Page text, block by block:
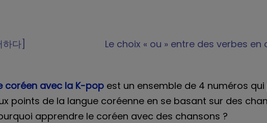
다] Le choix « ou » entre des verbes
coréen avec la K-pop est un ensemble de 4 numéros
points de la langue coréenne en se basant sur des
apprendre le coréen avec des chansons ?